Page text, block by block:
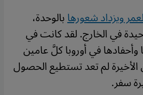
ويزداد شعورهابالوحدة،
في الخارج. لقد كانت في
وأحفادها في أوروبا كلَّ عامين
الأخيرة لم تعد تستطيع الحصول
سفر.